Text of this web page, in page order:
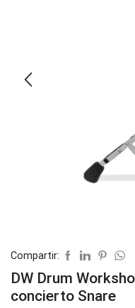
Compartir:
DW Drum
concierto Snare